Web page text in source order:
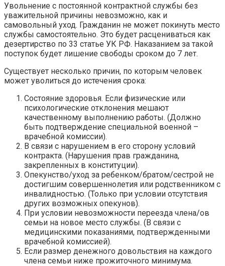
Увольнение с постоянной контрактной службы без
уважительной причины невозможно, как и
самовольный уход. Гражданин не может покинуть место
службы самостоятельно. Это будет расцениваться как
дезертирство по 33 статье УК РФ. Наказанием за такой
поступок будет лишение свободы сроком до 7 лет.
Существует несколько причин, по которым человек
может уволиться до истечения срока:
Состояние здоровья. Если физические или
психологические отклонения мешают
качественному выполнению работы. (Должно
быть подтверждение специальной военной –
врачебной комиссии).
В связи с нарушением в его сторону условий
контракта. (Нарушения прав гражданина,
закрепленных в конституции).
Опекунство/уход за ребенком/братом/сестрой не
достигшим совершеннолетия или родственником с
инвалидностью. (Только при условии отсутствия
других возможных опекунов).
При условии невозможности переезда члена/ов
семьи на новое место службы. (В связи с
медицинскими показаниями, подтвержденными
врачебной комиссией).
Если размер денежного довольствия на каждого
члена семьи ниже прожиточного минимума.